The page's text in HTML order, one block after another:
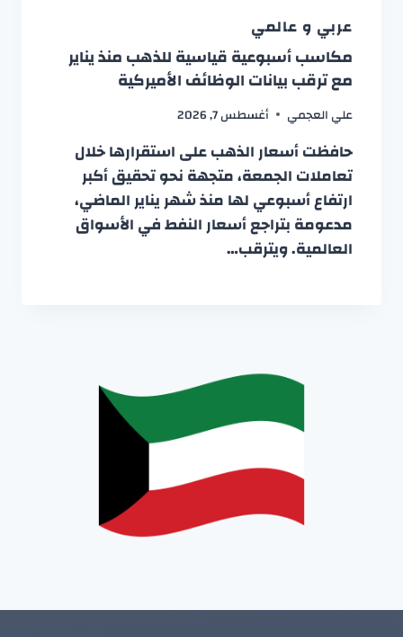
عربي و عالمي
مكاسب أسبوعية قياسية للذهب منذ يناير
مع ترقب بيانات الوظائف الأميركية
علي العجمي أغسطس 7, 2026
حافظت أسعار الذهب على استقرارها خلال
تعاملات الجمعة، متجهة نحو تحقيق أكبر
ارتفاع أسبوعي لها منذ شهر يناير الماضي،
مدعومة بتراجع أسعار النفط في الأسواق
العالمية. ويترقب…